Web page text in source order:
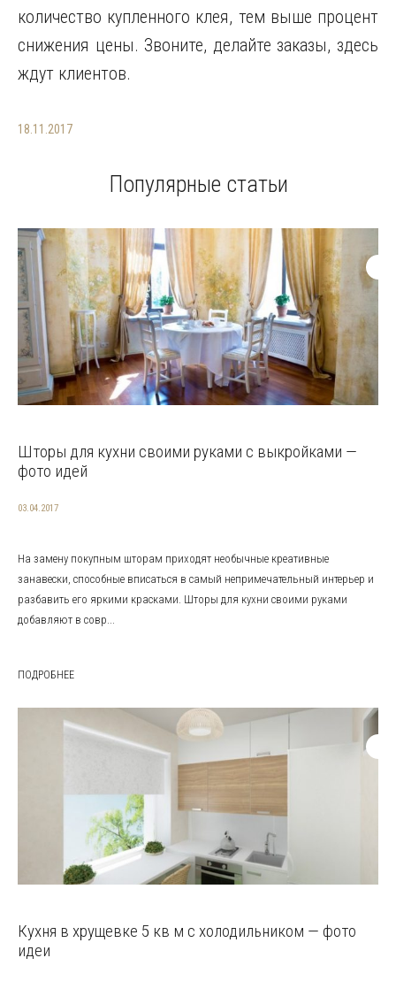
количество купленного клея, тем выше процент
снижения цены. Звоните, делайте заказы, здесь
ждут клиентов.
18.11.2017
Популярные статьи
Шторы для кухни своими руками с выкройками —
фото идей
03.04.2017
На замену покупным шторам приходят необычные креативные
занавески, способные вписаться в самый непримечательный интерьер и
разбавить его яркими красками. Шторы для кухни своими руками
добавляют в совр...
ПОДРОБНЕЕ
Кухня в хрущевке 5 кв м с холодильником — фото
идеи